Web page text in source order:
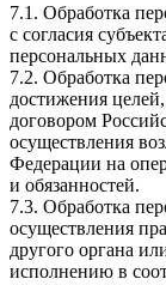
7.1. Обработка
с согласия
персональных
7.2. Обработка
достижения
договором
осуществления
Федерации на
и обязанностей.
7.3. Обработка
осуществления
другого органа
исполнению в